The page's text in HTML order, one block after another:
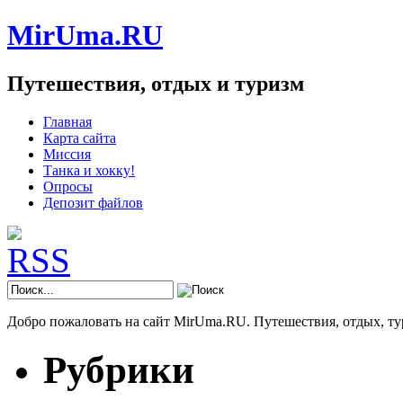
MirUma.RU
Путешествия, отдых и туризм
Главная
Карта сайта
Миссия
Танка и хокку!
Опросы
Депозит файлов
Добро пожаловать на сайт MirUma.RU. Путешествия, отдых,
Рубрики